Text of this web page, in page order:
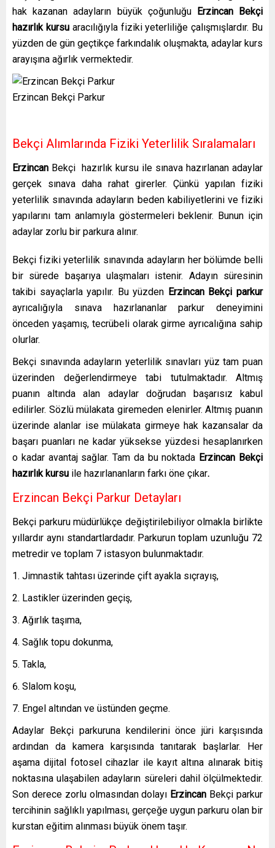
hak kazanan adayların büyük çoğunluğu Erzincan Bekçi
hazırlık kursu aracılığıyla fiziki yeterliliğe çalışmışlardır. Bu
yüzden de gün geçtikçe farkındalık oluşmakta, adaylar kurs
arayışına ağırlık vermektedir.
Erzincan Bekçi Parkur
Bekçi Alımlarında Fiziki Yeterlilik Sıralamaları
Erzincan Bekçi hazırlık kursu ile sınava hazırlanan adaylar
gerçek sınava daha rahat girerler. Çünkü yapılan fiziki
yeterlilik sınavında adayların beden kabiliyetlerini ve fiziki
yapılarını tam anlamıyla göstermeleri beklenir. Bunun için
adaylar zorlu bir parkura alınır.
Bekçi fiziki yeterlilik sınavında adayların her bölümde belli
bir sürede başarıya ulaşmaları istenir. Adayın süresinin
takibi sayaçlarla yapılır. Bu yüzden Erzincan Bekçi parkur
ayrıcalığıyla sınava hazırlananlar parkur deneyimini
önceden yaşamış, tecrübeli olarak girme ayrıcalığına sahip
olurlar.
Bekçi sınavında adayların yeterlilik sınavları yüz tam puan
üzerinden değerlendirmeye tabi tutulmaktadır. Altmış
puanın altında alan adaylar doğrudan başarısız kabul
edilirler. Sözlü mülakata giremeden elenirler. Altmış puanın
üzerinde alanlar ise mülakata girmeye hak kazansalar da
başarı puanları ne kadar yüksekse yüzdesi hesaplanırken
o kadar avantaj sağlar. Tam da bu noktada Erzincan Bekçi
hazırlık kursu ile hazırlananların farkı öne çıkar.
Erzincan Bekçi Parkur Detayları
Bekçi parkuru müdürlükçe değiştirilebiliyor olmakla birlikte
yıllardır aynı standartlardadır. Parkurun toplam uzunluğu 72
metredir ve toplam 7 istasyon bulunmaktadır.
Jimnastik tahtası üzerinde çift ayakla sıçrayış,
Lastikler üzerinden geçiş,
Ağırlık taşıma,
Sağlık topu dokunma,
Takla,
Slalom koşu,
Engel altından ve üstünden geçme.
Adaylar Bekçi parkuruna kendilerini önce jüri karşısında
ardından da kamera karşısında tanıtarak başlarlar. Her
aşama dijital fotosel cihazlar ile kayıt altına alınarak bitiş
noktasına ulaşabilen adayların süreleri dahil ölçülmektedir.
Son derece zorlu olmasından dolayı Erzincan Bekçiparkur
tercihinin sağlıklı yapılması, gerçeğe uygun parkuru olan bir
kurstan eğitim alınması büyük önem taşır.